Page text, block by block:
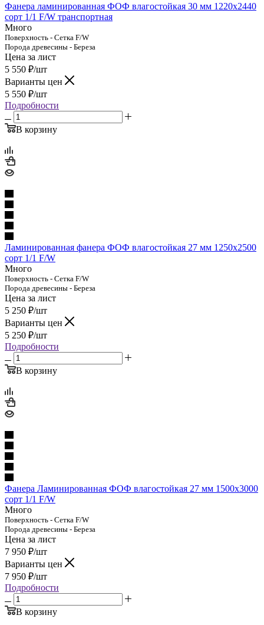
Фанера ламинированная ФОФ влагостойкая 30 мм 1220х2440
сорт 1/1 F/W транспортная
Много
Поверхность - Сетка F/W
Порода древесины - Береза
Цена за лист
5 550 ₽/шт
Варианты цен
5 550 ₽/шт
Подробности
В корзину
Ламинированная фанера ФОФ влагостойкая 27 мм 1250х2500
сорт 1/1 F/W
Много
Поверхность - Сетка F/W
Порода древесины - Береза
Цена за лист
5 250 ₽/шт
Варианты цен
5 250 ₽/шт
Подробности
В корзину
Фанера Ламинированная ФОФ влагостойкая 27 мм 1500х3000
сорт 1/1 F/W
Много
Поверхность - Сетка F/W
Порода древесины - Береза
Цена за лист
7 950 ₽/шт
Варианты цен
7 950 ₽/шт
Подробности
В корзину